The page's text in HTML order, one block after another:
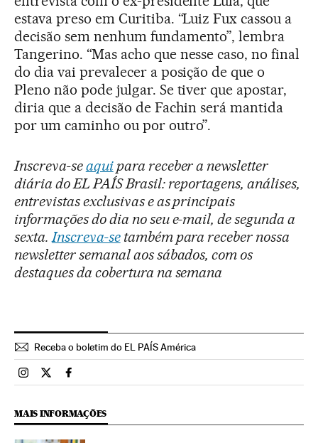
estava preso em Curitiba. “Luiz Fux cassou a
decisão sem nenhum fundamento”, lembra
Tangerino. “Mas acho que nesse caso, no final
do dia vai prevalecer a posição de que o
Pleno não pode julgar. Se tiver que apostar,
diria que a decisão de Fachin será mantida
por um caminho ou por outro”.
Inscreva-seaquipara receber a newsletter
diária do EL PAÍS Brasil: reportagens, análises,
entrevistas exclusivas e as principais
informações do dia no seu e-mail, de segunda a
sexta.Inscreva-setambém para receber nossa
newsletter semanal aos sábados, com os
destaques da cobertura na semana
Receba o boletim do EL PAÍS América
Brasil El País Brasil en Instagram
Brasil El País Brasil en Twitter
Brasil El País Brasil en Facebook
MAIS INFORMAÇÕES